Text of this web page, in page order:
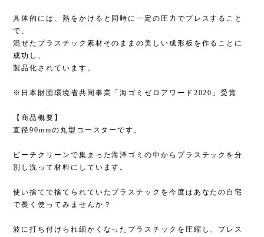
具体的には、熱をかけると同時に一定の圧力でプレスすること
で、
混ぜたプラスチック素材そのままの美しい成形板を作ることに
成功し、
製品化されています。
※日本財団環境省共同事業「海ゴミゼロアワード2020」受賞
【商品概要】
直径90mmの丸型コースターです。
ビーチクリーンで集まった海洋ゴミの中からプラスチックを分
別し洗って材料にしています。
使い捨てで捨てられていたプラスチックを今度はあなたの自宅
で長く使ってみませんか？
波に打ち付けられ細かくなったプラスチックを圧縮し、プレス